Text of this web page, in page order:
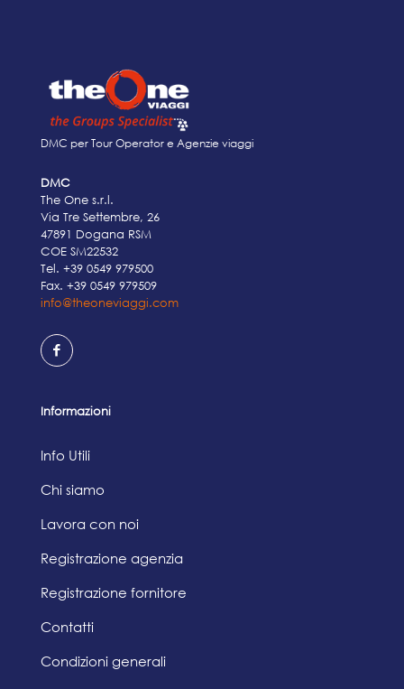
DMC per Tour Operator e Agenzie viaggi
DMC
The One s.r.l.
Via Tre Settembre, 26
47891 Dogana RSM
COE SM22532
Tel. +39 0549 979500
Fax. +39 0549 979509
info@theoneviaggi.com
Informazioni
Info Utili
Chi siamo
Lavora con noi
Registrazione agenzia
Registrazione fornitore
Contatti
Condizioni generali